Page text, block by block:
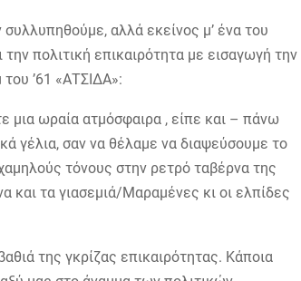
αλλά εκείνος μ’ ένα του
πολιτική επικαιρότητα με εισαγωγή την
’61 «ΑΤΣΙΔΑ»:
μια ωραία ατμόσφαιρα , είπε και – πάνω
γέλια, σαν να θέλαμε να διαψεύσουμε το
τόνους στην ρετρό ταβέρνα της
και τα γιασεμιά/Μαραμένες κι οι ελπίδες
της γκρίζας επικαιρότητας. Κάποια